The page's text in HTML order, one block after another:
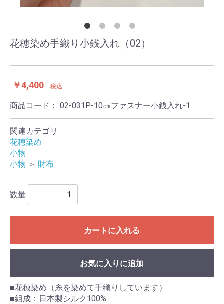
花穂染め手織り小銭入れ（02）
￥4,400 税込
商品コード： 02-031P-10㎝ファスナー小銭入れ-1
関連カテゴリ
花穂染め
小物
小物 ＞ 財布
数量
カートに入れる
お気に入りに追加
■花穂染め（糸を染めて手織りしています）
■組成：日本製シルク100%